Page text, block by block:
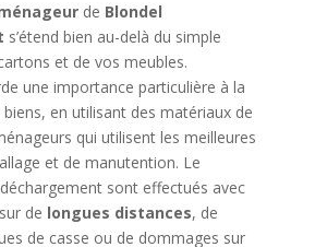
de Blondel
s’étend bien au-delà du simple
et de vos meubles.
une importance particulière à la
en utilisant des matériaux de
qui utilisent les meilleures
et de manutention. Le
sont effectués avec
de longues distances, de
de casse ou de dommages sur